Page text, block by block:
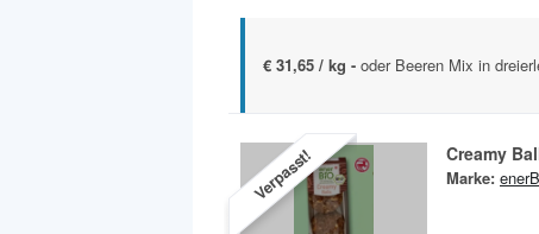
€ 31,65 / kg - oder Beeren Mix in
Verpasst! Creamy
Marke: